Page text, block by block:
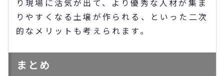
りやすくなる土壌が作られる、といった二次
的なメリットも考えられます。
まとめ